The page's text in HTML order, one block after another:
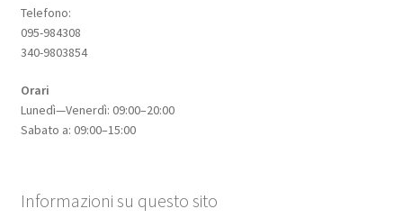
Telefono:
095-984308
340-9803854
Orari
Lunedì—Venerdì: 09:00–20:00
Sabato a: 09:00–15:00
Informazioni su questo sito